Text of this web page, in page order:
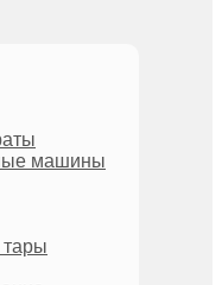
машины